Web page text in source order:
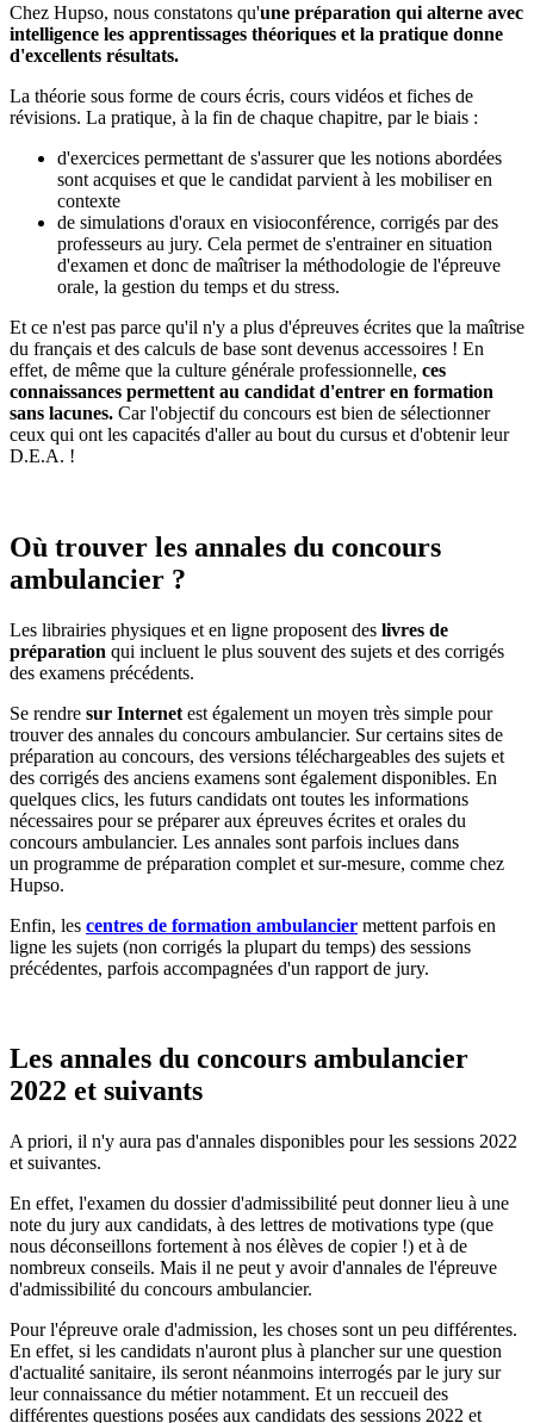
Chez Hupso, nous constatons qu'une préparation qui alterne avec
intelligence les apprentissages théoriques et la pratique donne
d'excellents résultats.
La théorie sous forme de cours écris, cours vidéos et fiches de
révisions. La pratique, à la fin de chaque chapitre, par le biais :
d'exercices permettant de s'assurer que les notions abordées
sont acquises et que le candidat parvient à les mobiliser en
contexte
de simulations d'oraux en visioconférence, corrigés par des
professeurs au jury. Cela permet de s'entrainer en situation
d'examen et donc de maîtriser la méthodologie de l'épreuve
orale, la gestion du temps et du stress.
Et ce n'est pas parce qu'il n'y a plus d'épreuves écrites que la maîtrise
du français et des calculs de base sont devenus accessoires ! En
effet, de même que la culture générale professionnelle, ces
connaissances permettent au candidat d'entrer en formation
sans lacunes. Car l'objectif du concours est bien de sélectionner
ceux qui ont les capacités d'aller au bout du cursus et d'obtenir leur
D.E.A. !
Où trouver les annales du concours
ambulancier ?
Les librairies physiques et en ligne proposent des livres de
préparation qui incluent le plus souvent des sujets et des corrigés
des examens précédents.
Se rendre sur Internet est également un moyen très simple pour
trouver des annales du concours ambulancier. Sur certains sites de
préparation au concours, des versions téléchargeables des sujets et
des corrigés des anciens examens sont également disponibles. En
quelques clics, les futurs candidats ont toutes les informations
nécessaires pour se préparer aux épreuves écrites et orales du
concours ambulancier. Les annales sont parfois inclues dans
un programme de préparation complet et sur-mesure, comme chez
Hupso.
Enfin, les centres de formation ambulancier mettent parfois en
ligne les sujets (non corrigés la plupart du temps) des sessions
précédentes, parfois accompagnées d'un rapport de jury.
Les annales du concours ambulancier
2022 et suivants
A priori, il n'y aura pas d'annales disponibles pour les sessions 2022
et suivantes.
En effet, l'examen du dossier d'admissibilité peut donner lieu à une
note du jury aux candidats, à des lettres de motivations type (que
nous déconseillons fortement à nos élèves de copier !) et à de
nombreux conseils. Mais il ne peut y avoir d'annales de l'épreuve
d'admissibilité du concours ambulancier.
Pour l'épreuve orale d'admission, les choses sont un peu différentes.
En effet, si les candidats n'auront plus à plancher sur une question
d'actualité sanitaire, ils seront néanmoins interrogés par le jury sur
leur connaissance du métier notamment. Et un reccueil des
différentes questions posées aux candidats des sessions 2022 et